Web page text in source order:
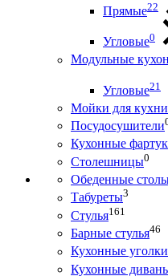
Прямые22
Угловые0
Модульные
Угловые21
Мойки для кухни
Посудосушители
Кухонные
Столешницы0
Обеденные
Табуреты3
Стулья161
Барные стулья46
Кухонные уголки
Кухонные